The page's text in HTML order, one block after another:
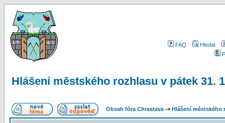
FAQ
Hledat
Hlášení městského rozhlasu v pátek 31.
Obsah fóra Chrastava -> Hlášení městského